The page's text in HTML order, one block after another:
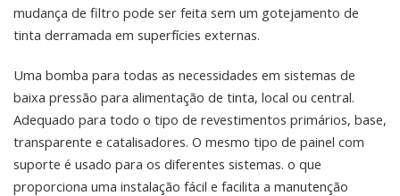
mudança de filtro pode ser feita sem um gotejamento de
tinta derramada em superfícies externas.
Uma bomba para todas as necessidades em sistemas de
baixa pressão para alimentação de tinta, local ou central.
Adequado para todo o tipo de revestimentos primários, base,
transparente e catalisadores. O mesmo tipo de painel com
suporte é usado para os diferentes sistemas. o que
proporciona uma instalação fácil e facilita a manutenção